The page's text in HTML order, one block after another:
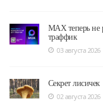
MAX теперь не
траффик
03 августа 2026
Секрет лисичек
02 августа 2026